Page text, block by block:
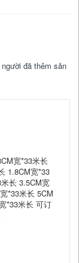
đã thêm sản
宽*33米长
1.8CM宽*33
长 3.5CM宽
*33米长 5CM
*33米长 可订